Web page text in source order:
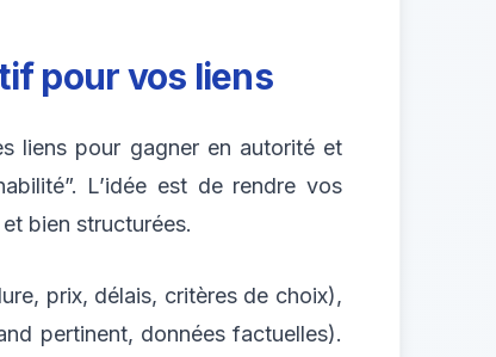
pour vos liens
liens pour gagner en autorité et
L’idée est de rendre vos
bien structurées.
prix, délais, critères de choix),
pertinent, données factuelles).